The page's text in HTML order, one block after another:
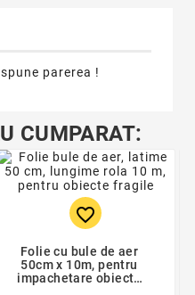
parerea !
CUMPARAT:
favorite_border
Folie cu bule de aer
50cm x 10m, pentru
impachetare obiecte